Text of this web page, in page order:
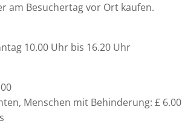
am Besuchertag vor Ort kaufen.
10.00 Uhr bis 16.20 Uhr
Menschen mit Behinderung: £ 6.00